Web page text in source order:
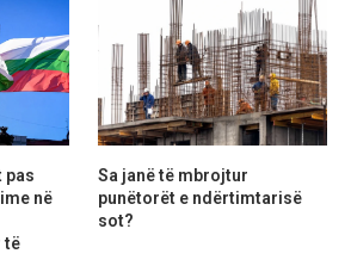
pas
në
të
Sa janë të mbrojtur
punëtorët e ndërtimtarisë
sot?